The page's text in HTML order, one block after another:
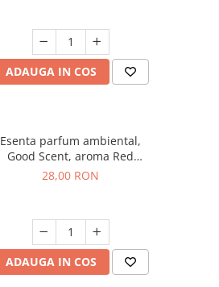
ADAUGA IN COS
Esenta parfum ambiental,
Good Scent, aroma Red
Grapes, 20 g
28,00 RON
ADAUGA IN COS